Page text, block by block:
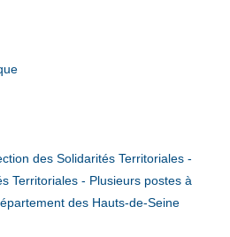
des Solidarités Territoriales -
Territoriales - Plusieurs postes à
des Hauts-de-Seine